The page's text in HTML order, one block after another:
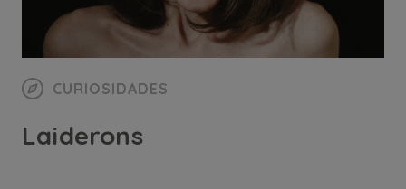
CURIOSIDADES
Laiderons